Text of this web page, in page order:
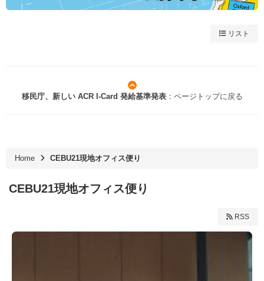
リスト
移民庁、新しい ACR I-Card 発給基準発表：ページトップに戻る
Home CEBU21現地オフィス便り
CEBU21現地オフィス便り
RSS